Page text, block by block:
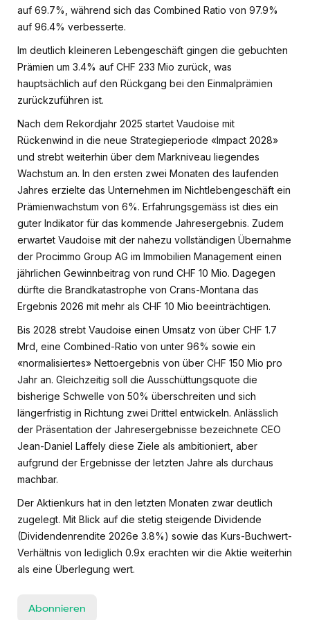
auf 69.7%, während sich das Combined Ratio von 97.9%
auf 96.4% verbesserte.
Im deutlich kleineren Lebengeschäft gingen die gebuchten
Prämien um 3.4% auf CHF 233 Mio zurück, was
hauptsächlich auf den Rückgang bei den Einmalprämien
zurückzuführen ist.
Nach dem Rekordjahr 2025 startet Vaudoise mit
Rückenwind in die neue Strategieperiode «Impact 2028»
und strebt weiterhin über dem Markniveau liegendes
Wachstum an. In den ersten zwei Monaten des laufenden
Jahres erzielte das Unternehmen im Nichtlebengeschäft ein
Prämienwachstum von 6%. Erfahrungsgemäss ist dies ein
guter Indikator für das kommende Jahresergebnis. Zudem
erwartet Vaudoise mit der nahezu vollständigen Übernahme
der Procimmo Group AG im Immobilien Management einen
jährlichen Gewinnbeitrag von rund CHF 10 Mio. Dagegen
dürfte die Brandkatastrophe von Crans-Montana das
Ergebnis 2026 mit mehr als CHF 10 Mio beeinträchtigen.
Bis 2028 strebt Vaudoise einen Umsatz von über CHF 1.7
Mrd, eine Combined-Ratio von unter 96% sowie ein
«normalisiertes» Nettoergebnis von über CHF 150 Mio pro
Jahr an. Gleichzeitig soll die Ausschüttungsquote die
bisherige Schwelle von 50% überschreiten und sich
längerfristig in Richtung zwei Drittel entwickeln. Anlässlich
der Präsentation der Jahresergebnisse bezeichnete CEO
Jean-Daniel Laffely diese Ziele als ambitioniert, aber
aufgrund der Ergebnisse der letzten Jahre als durchaus
machbar.
Der Aktienkurs hat in den letzten Monaten zwar deutlich
zugelegt. Mit Blick auf die stetig steigende Dividende
(Dividendenrendite 2026e 3.8%) sowie das Kurs-Buchwert-
Verhältnis von lediglich 0.9x erachten wir die Aktie weiterhin
als eine Überlegung wert.
Abonnieren